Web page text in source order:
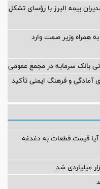
بیمه البرز با رؤسای تشکل
همراه وزیر صمت وارد
بانک سرمایه در مجمع عمومی
آمادگی و فرهنگ ایمنی تأکید
آیا قیمت قطعات به دغدغه